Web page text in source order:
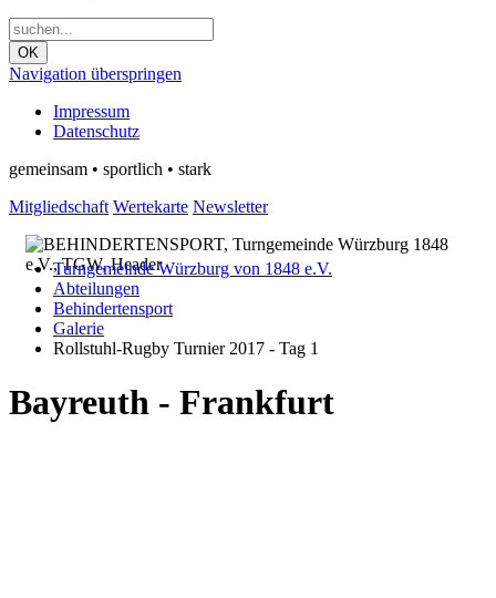
OK
Navigation überspringen
Impressum
Datenschutz
gemeinsam • sportlich • stark
Mitgliedschaft Wertekarte Newsletter
Turngemeinde Würzburg von 1848 e.V.
Abteilungen
Behindertensport
Galerie
Rollstuhl-Rugby Turnier 2017 - Tag 1
Bayreuth - Frankfurt